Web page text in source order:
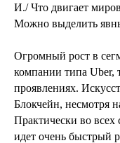
И./ Что двигает
Можно выделить
Огромный рост в
компании типа Uber,
проявлениях.
Блокчейн, несмотря
Практически во всех
идет очень быстрый